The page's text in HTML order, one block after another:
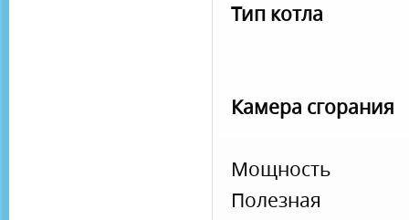
Тип котла
Камера сгорания
Мощность
Полезная